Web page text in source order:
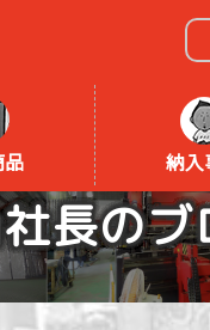
納入
長の